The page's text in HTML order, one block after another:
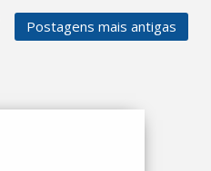
Postagens mais antigas